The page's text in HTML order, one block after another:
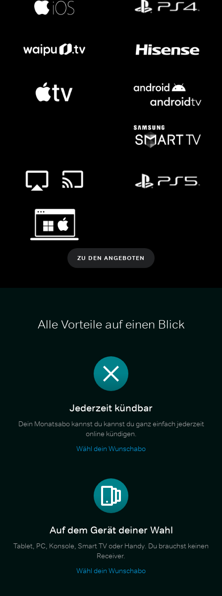
ZU DEN ANGEBOTEN
Alle Vorteile auf einen Blick
Jederzeit kündbar
Dein Monatsabo kannst du kannst du ganz einfach jederzeit
online kündigen.
Wähl dein Wunschabo
Auf dem Gerät deiner Wahl
Tablet, PC, Konsole, Smart TV oder Handy. Du brauchst keinen
Receiver.
Wähl dein Wunschabo